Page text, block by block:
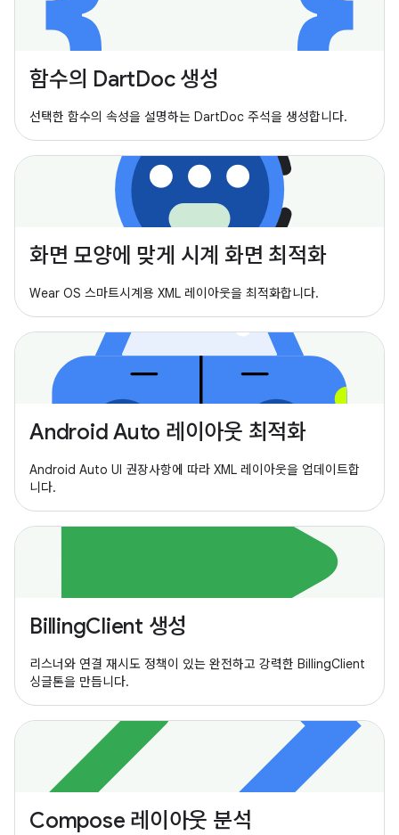
함수의 DartDoc 생성
선택한 함수의 속성을 설명하는 DartDoc 주석을 생성합니다.
화면 모양에 맞게 시계 화면 최적화
Wear OS 스마트시계용 XML 레이아웃을 최적화합니다.
Android Auto 레이아웃 최적화
Android Auto UI 권장사항에 따라 XML 레이아웃을 업데이트합
니다.
BillingClient 생성
리스너와 연결 재시도 정책이 있는 완전하고 강력한 BillingClient
싱글톤을 만듭니다.
Compose 레이아웃 분석